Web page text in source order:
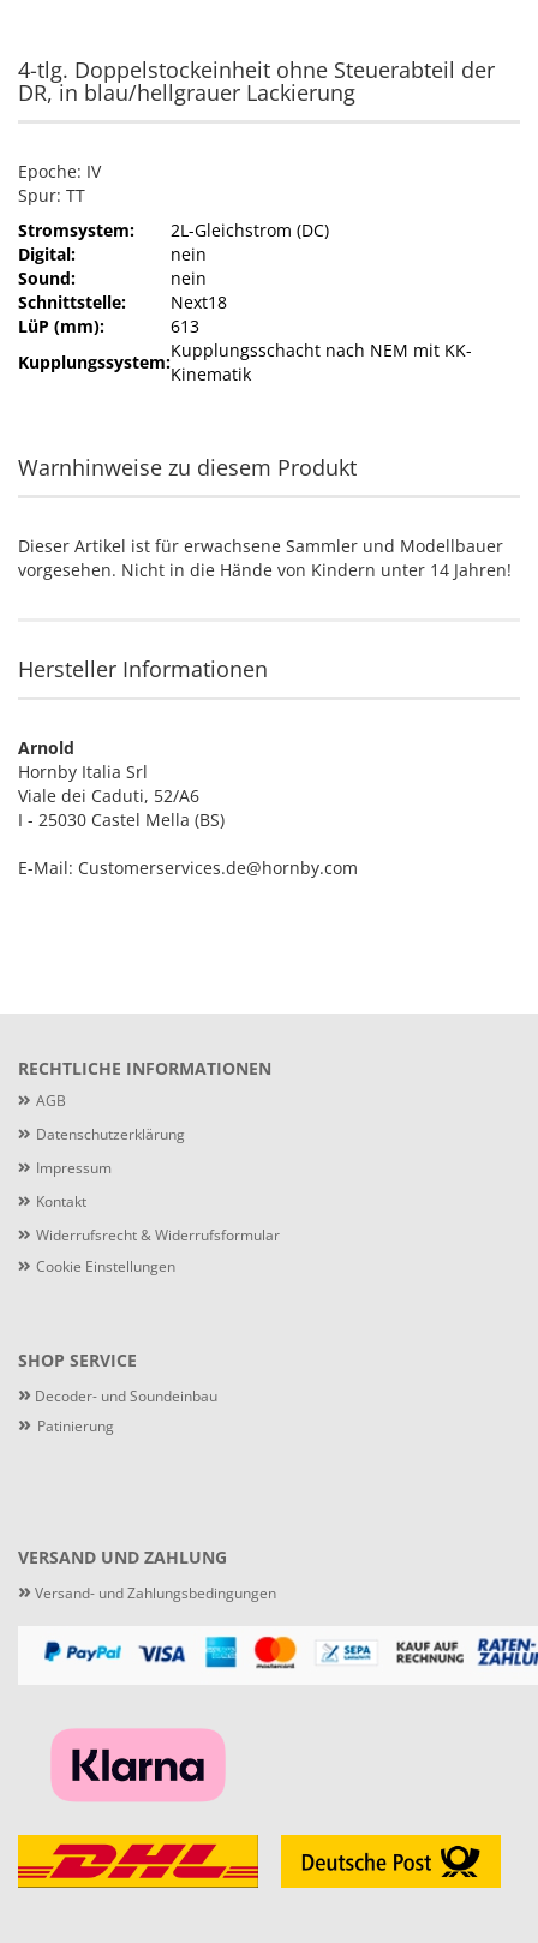
4-tlg. Doppelstockeinheit ohne Steuerabteil der
DR, in blau/hellgrauer Lackierung
Epoche: IV
Spur: TT
Stromsystem:
2L-Gleichstrom (DC)
Digital:
nein
Sound:
nein
Schnittstelle:
Next18
LüP (mm):
613
Kupplungssystem:
Kupplungsschacht nach NEM mit KK-
Kinematik
Warnhinweise zu diesem Produkt
Dieser Artikel ist für erwachsene Sammler und Modellbauer
vorgesehen. Nicht in die Hände von Kindern unter 14 Jahren!
Hersteller Informationen
Arnold
Hornby Italia Srl
Viale dei Caduti, 52/A6
I - 25030 Castel Mella (BS)
E-Mail: Customerservices.de@hornby.com
RECHTLICHE INFORMATIONEN
AGB
Datenschutzerklärung
Impressum
Kontakt
Widerrufsrecht & Widerrufsformular
Cookie Einstellungen
SHOP SERVICE
» Decoder- und Soundeinbau
» Patinierung
VERSAND UND ZAHLUNG
» Versand- und Zahlungsbedingungen